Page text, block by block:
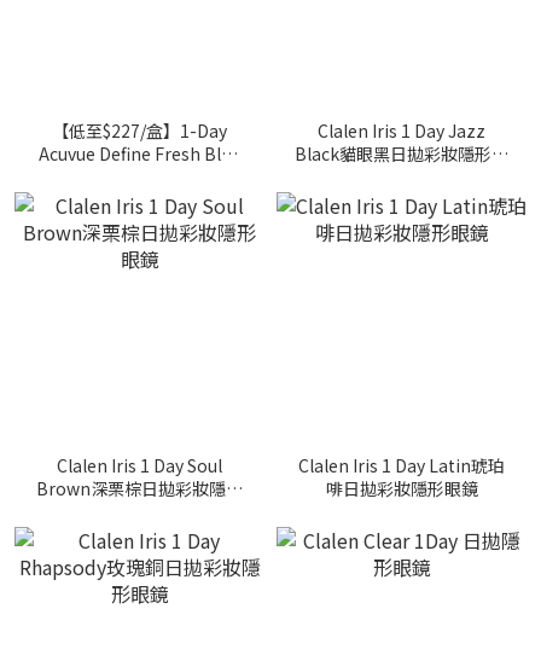
【低至$227/盒】1-Day
Acuvue Define Fresh Blue
Clalen Iris 1 Day Jazz
Black貓眼黑日拋彩妝隱形眼
Clalen Iris 1 Day Soul
Brown深栗棕日拋彩妝隱形
Clalen Iris 1 Day Latin琥珀
啡日拋彩妝隱形眼鏡